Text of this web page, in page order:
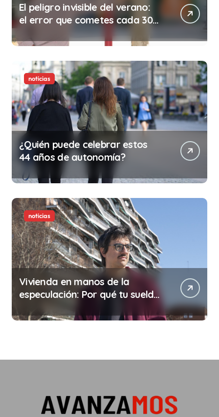
El peligro invisible del verano:
el error que cometes cada 30
minutos en tu trabajo (y la
ilegalidad que te puede costar
la vida)
noticias
¿Quién puede celebrar estos
44 años de autonomía?
noticias
Vivienda en manos de la
especulación: Por qué tu sueldo